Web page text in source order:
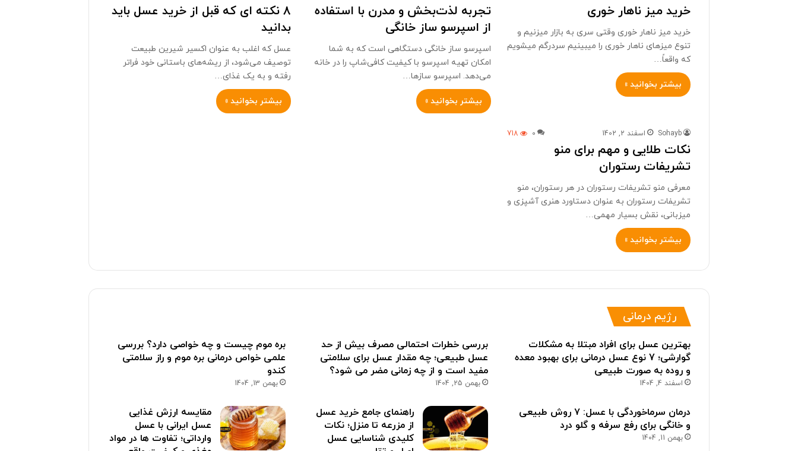
خرید میز ناهار خوری
خرید میز ناهار خوری وقتی سری به بازار میزنیم و
تنوع میزهای ناهار خوری را میبینیم سردرگم میشویم
که واقعاً…
بیشتر بخوانید »
تجربه لذت‌بخش و مدرن با استفاده
از اسپرسو ساز خانگی
اسپرسو ساز خانگی دستگاهی است که به شما
امکان تهیه اسپرسو با کیفیت کافی‌شاپ را در خانه
می‌دهد. اسپرسو سازها…
بیشتر بخوانید »
8 نکته ای که قبل از خرید عسل باید
بدانید
عسل که اغلب به عنوان اکسیر شیرین طبیعت
توصیف می‌شود، از ریشه‌های باستانی خود فراتر
رفته و به یک غذای…
بیشتر بخوانید »
Sohayb اسفند 2, 1402 0
718
نکات طلایی و مهم برای منو
تشریفات رستوران
معرفی منو تشریفات رستوران در هر رستوران، منو
تشریفات رستوران به عنوان دستاورد هنری آشپزی و
میزبانی، نقش بسیار مهمی…
بیشتر بخوانید »
رژیم درمانی
بهترین عسل برای افراد مبتلا به مشکلات
گوارشی؛ 7 نوع عسل درمانی برای بهبود معده
و روده به صورت طبیعی
اسفند 4, 1404
بررسی خطرات احتمالی مصرف بیش از حد
عسل طبیعی؛ چه مقدار عسل برای سلامتی
مفید است و از چه زمانی مضر می شود؟
بهمن 25, 1404
بره موم چیست و چه خواصی دارد؟ بررسی
علمی خواص درمانی بره موم و راز سلامتی
کندو
بهمن 13, 1404
درمان سرماخوردگی با عسل: ۷ روش طبیعی
و خانگی برای رفع سرفه و گلو درد
بهمن 11, 1404
راهنمای جامع خرید عسل
از مزرعه تا منزل؛ نکات
کلیدی شناسایی عسل
مقایسه ارزش غذایی
عسل ایرانی با عسل
وارداتی؛ تفاوت ها در مواد